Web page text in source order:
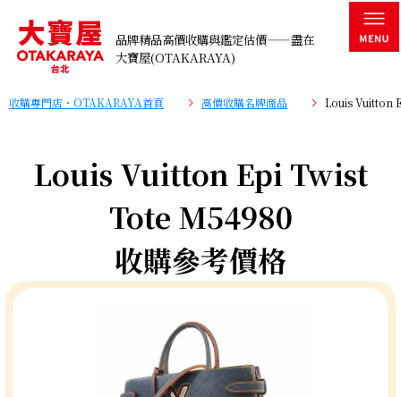
品牌精品高價收購與鑑定估價——盡在
大寶屋(OTAKARAYA)
收購專門店・OTAKARAYA首頁 高價收購名牌商品 Louis Vuitton
Louis Vuitton Epi Twist
Tote M54980
收購參考價格